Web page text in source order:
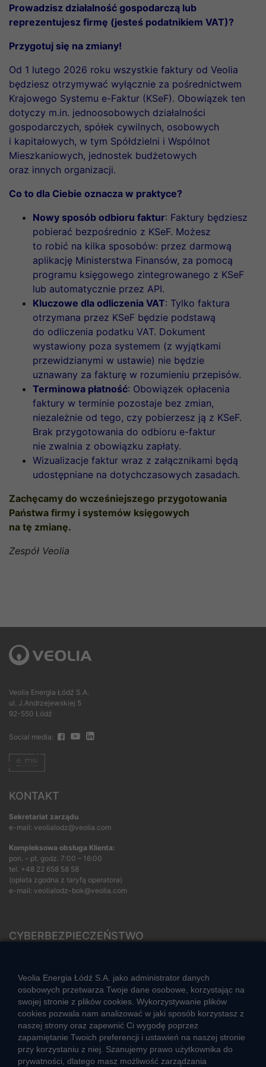
Prowadzisz działalność gospodarczą lub
reprezentujesz firmę (jesteś podatnikiem VAT)?
Przygotuj się na zmiany!
Od 1 lutego 2026 roku wszystkie faktury od Veolia
będziesz otrzymywać wyłącznie za pośrednictwem
Krajowego Systemu e-Faktur (KSeF). Obowiązek ten
dotyczy m.in. jednoosobowych działalności
gospodarczych, spółek cywilnych, osobowych
i kapitałowych, w tym Spółdzielni i Wspólnot
Mieszkaniowych, jednostek budżetowych
oraz innych organizacji.
Co to dla Ciebie oznacza w praktyce?
Nowy sposób odbioru faktur: Faktury będziesz
pobierać bezpośrednio z KSeF. Możesz
to robić na kilka sposobów: przez darmową
aplikację Ministerstwa Finansów, za pomocą
programu księgowego zintegrowanego z KSeF
lub automatycznie przez API.
Kluczowe dla odliczenia VAT: Tylko faktura
otrzymana przez KSeF będzie podstawą
do odliczenia podatku VAT. Dokument
wystawiony poza systemem (z wyjątkami
przewidzianymi w ustawie) nie będzie
uznawany za fakturę w rozumieniu przepisów.
Terminowa płatność: Obowiązek opłacenia
faktury w terminie pozostaje bez zmian,
niezależnie od tego, czy pobierzesz ją z KSeF.
Brak przygotowania do odbioru e-faktur
nie zwalnia z obowiązku zapłaty.
Wizualizacje faktur wraz z załącznikami będą
udostępniane na dotychczasowych zasadach.
Zachęcamy do wcześniejszego przygotowania
Państwa firmy i systemów księgowych
na tę zmianę.
Zespół Veolia
Veolia Energia Łódź S.A.
ul. J.Andrzejewskiej 5
92-550 Łódź
Social media:
KONTAKT
Sekretariat zarządu
e-mail: veolialodz@veolia.com
Kompleksowa obsługa Klienta:
pon. – pt. godz. 7:00 – 16:00
tel. +48 22 658 58 58
(opłata zgodna z taryfą operatora)
e-mail: veolialodz-bok@veolia.com
CYBERBEZPIECZEŃSTWO
CIEPŁO SYSTEMOWE
Zalety ciepła systemowego
Ciepło przez cały rok
Veolia Energia Łódź S.A. jako administrator danych
osobowych przetwarza Twoje dane osobowe, korzystając na
swojej stronie z plików cookies. Wykorzystywanie plików
cookies pozwala nam analizować w jaki sposób korzystasz z
naszej strony oraz zapewnić Ci wygodę poprzez
zapamiętanie Twoich preferencji i ustawień na naszej stronie
przy korzystaniu z niej. Szanujemy prawo użytkownika do
prywatności, dlatego masz możliwość zarządzania